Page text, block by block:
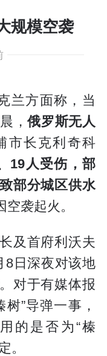
规模空袭
兰方面称，当
，俄罗斯无人
市长克利奇科
19人受伤，部
部分城区供水
袭起火。
及首府利沃夫
8日深夜对该地
对于有媒体报
”导弹一事，
的是否为“榛
。